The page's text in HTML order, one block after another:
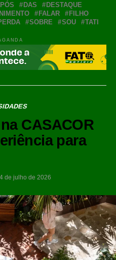
DAS
DESTAQUE
FALAR
FILHO
SOBRE SOU TATI
CASACOR
para
de julho de 2026